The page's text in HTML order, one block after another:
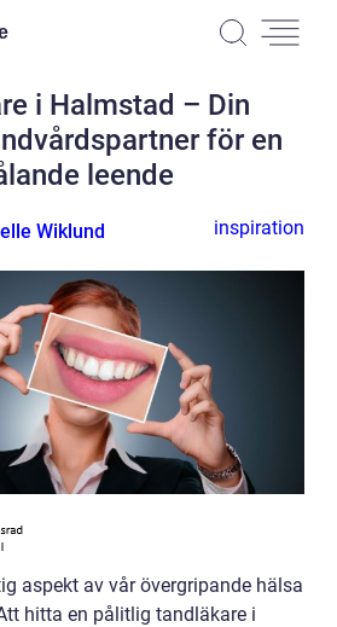
i Halmstad – Din
för en
leende
Wiklund inspiration
aspekt av vår övergripande hälsa
hitta en pålitlig tandläkare i